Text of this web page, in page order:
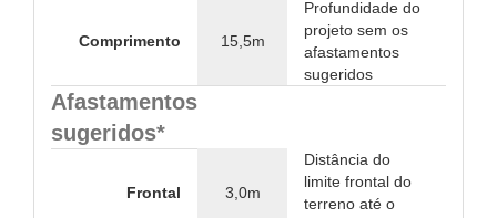
Comprimento 15,5m
Profundidade do
projeto sem os
afastamentos
sugeridos
Afastamentos
sugeridos*
Frontal 3,0m
Distância do
limite frontal do
terreno até o